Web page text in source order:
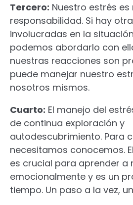
Tercero: Nuestro estrés es
responsabilidad. Si hay
involucradas en la
podemos abordarlo con
nuestras reacciones son
puede manejar nuestro
nosotros mismos.
Cuarto: El manejo del
de continua exploración y
autodescubrimiento. Para
necesitamos conocemos.
es crucial para aprender a
emocionalmente y es un
tiempo. Un paso a la vez,